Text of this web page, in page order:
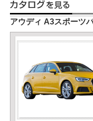
アウディ A3スポーツ